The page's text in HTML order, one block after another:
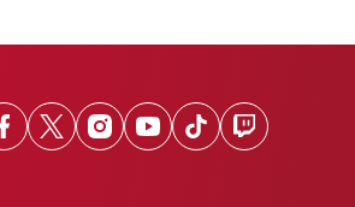
Facebook
X Instagram
Youtube
TikTokTwitch